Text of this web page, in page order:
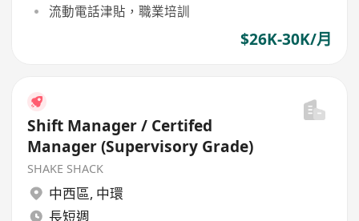
流動電話津貼，職業培訓
$26K-30K/月
Shift Manager / Certifed
Manager (Supervisory Grade)
SHAKE SHACK
中西區, 中環
長短週